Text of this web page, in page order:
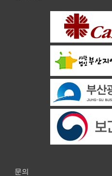
문의